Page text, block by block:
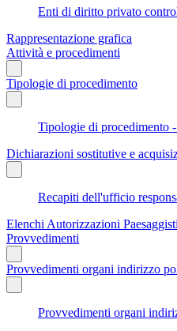
Enti di diritto privato
Rappresentazione grafica
Attività e procedimenti
Tipologie di procedimento
Tipologie di procedimento
Dichiarazioni sostitutive e
Recapiti dell'ufficio
Elenchi Autorizzazioni
Provvedimenti
Provvedimenti organi indirizzo
Provvedimenti organi